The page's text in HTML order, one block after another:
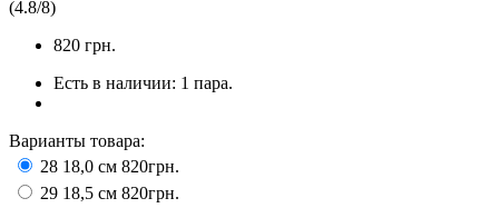
(4.8/8)
820 грн.
Есть в наличии: 1 пара.
Варианты товара:
28 18,0 см 820грн.
29 18,5 см 820грн.